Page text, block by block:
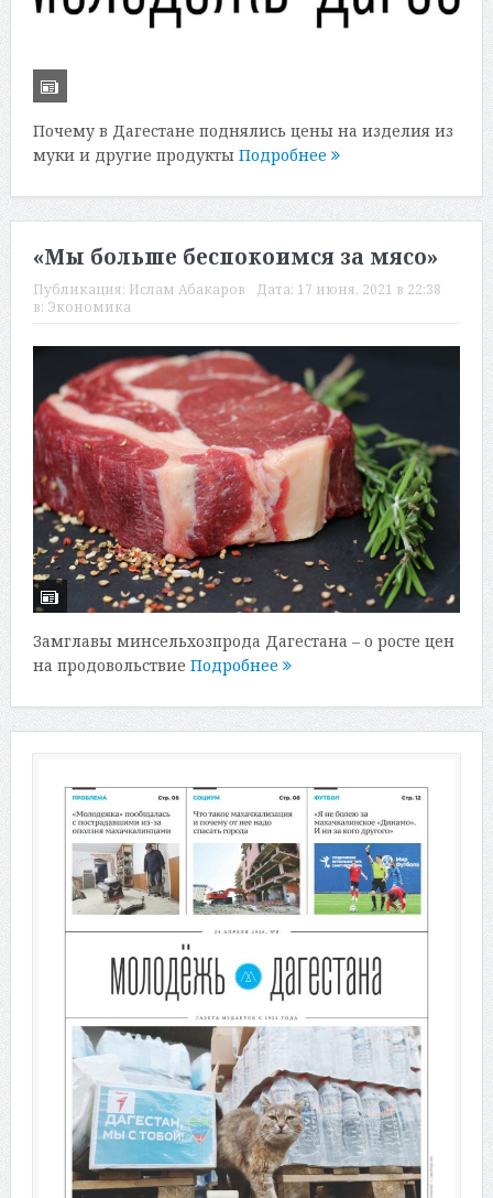
Почему в Дагестане поднялись цены на изделия из
муки и другие продукты Подробнее
«Мы больше беспокоимся за мясо»
Публикация: Ислам Абакаров Дата: 17 июня, 2021 в 22:38
в: Экономика
Замглавы минсельхозпрода Дагестана – о росте цен
на продовольствие Подробнее